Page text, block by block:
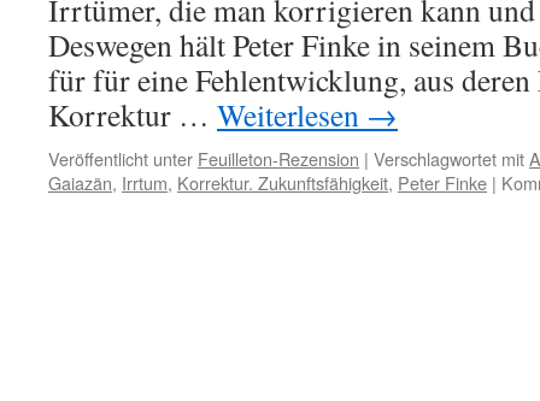
Irrtümer, die man korrigieren kann
Deswegen hält Peter Finke in seinem
für für eine Fehlentwicklung, aus
Korrektur … Weiterlesen →
Veröffentlicht unter Feuilleton-Rezension | Verschlagwortet mit
Gaiazän, Irrtum, Korrektur. Zukunftsfähigkeit, Peter Finke |